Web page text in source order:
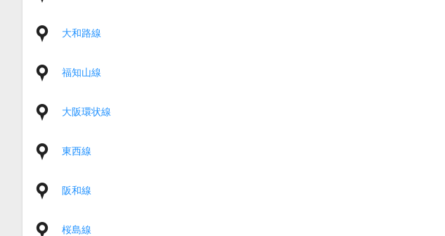
大和路線
福知山線
大阪環状線
東西線
阪和線
桜島線